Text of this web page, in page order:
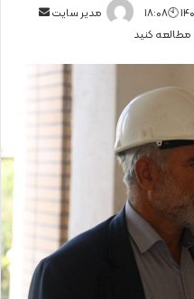
مدیر سایت